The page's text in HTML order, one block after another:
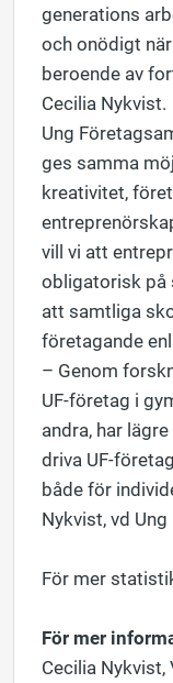
generations
och onödigt
beroende av
Cecilia Nykvist.
Ung
ges samma
kreativitet,
vill vi att
obligatorisk på
att samtliga
företagande
– Genom
UF-företag i
andra, har
driva UF-
både för
Nykvist, vd
För mer
För mer
Cecilia